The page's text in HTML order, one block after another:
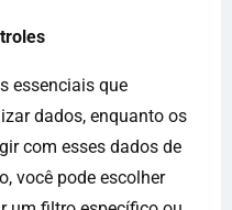
essenciais que
dados, enquanto os
com esses dados de
você pode escolher